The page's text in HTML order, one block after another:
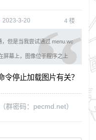
2023-3-20 4 楼
，但是当我尝试通过 menu.wc
屏幕上，图像位于程序之上
令停止加载图片有关？
群密码：pecmd.net）